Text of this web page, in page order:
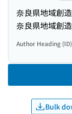
奈良県地域創
奈良県地域創
Author Heading (ID)
Bulk